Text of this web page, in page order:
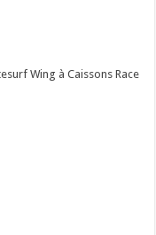
Wing à Caissons Race